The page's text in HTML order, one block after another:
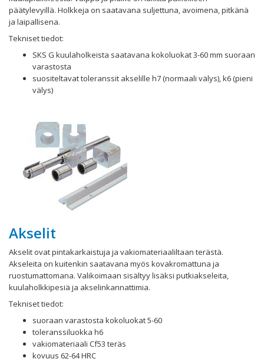
päätylevyillä. Holkkeja on saatavana suljettuna, avoimena, pitkänä
ja laipallisena.
Tekniset tiedot:
SKS G kuulaholkeista saatavana kokoluokat 3-60 mm suoraan
varastosta
suositeltavat toleranssit akselille h7 (normaali välys), k6 (pieni
välys)
Akselit
Akselit ovat pintakarkaistuja ja vakiomateriaaliltaan terästä.
Akseleita on kuitenkin saatavana myös kovakromattuna ja
ruostumattomana. Valikoimaan sisältyy lisäksi putkiakseleita,
kuulaholkkipesiä ja akselinkannattimia.
Tekniset tiedot:
suoraan varastosta kokoluokat 5-60
toleranssiluokka h6
vakiomateriaali Cf53 teräs
kovuus 62-64 HRC